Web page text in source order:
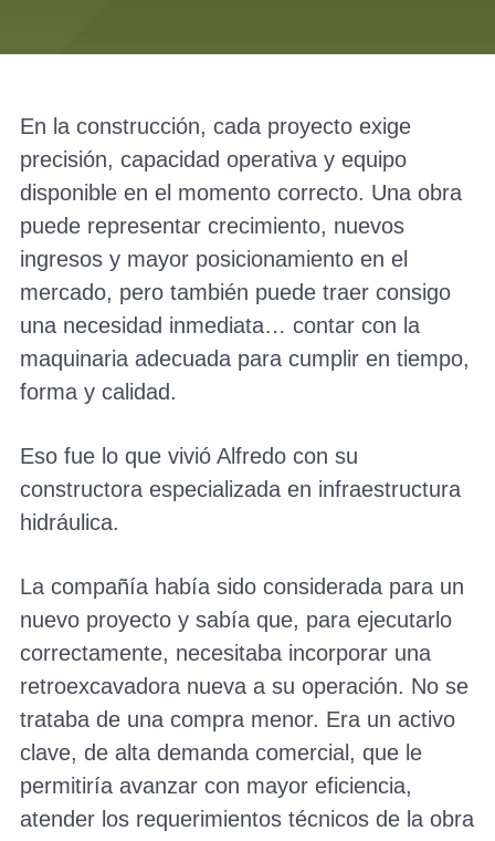
En la construcción, cada proyecto exige
precisión, capacidad operativa y equipo
disponible en el momento correcto. Una obra
puede representar crecimiento, nuevos
ingresos y mayor posicionamiento en el
mercado, pero también puede traer consigo
una necesidad inmediata… contar con la
maquinaria adecuada para cumplir en tiempo,
forma y calidad.
Eso fue lo que vivió Alfredo con su
constructora especializada en infraestructura
hidráulica.
La compañía había sido considerada para un
nuevo proyecto y sabía que, para ejecutarlo
correctamente, necesitaba incorporar una
retroexcavadora nueva a su operación. No se
trataba de una compra menor. Era un activo
clave, de alta demanda comercial, que le
permitiría avanzar con mayor eficiencia,
atender los requerimientos técnicos de la obra